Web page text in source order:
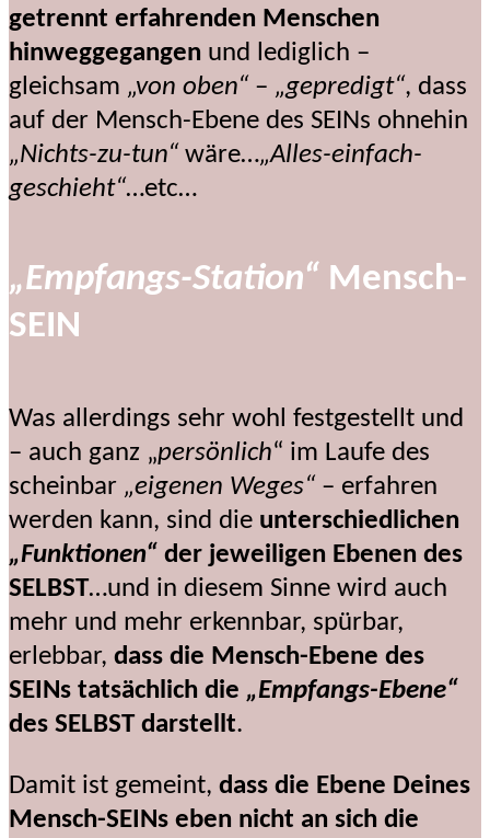
getrennt erfahrenden Menschen
hinweggegangen und lediglich –
gleichsam „von oben“ – „gepredigt“, dass
auf der Mensch-Ebene des SEINs ohnehin
„Nichts-zu-tun“ wäre…„Alles-einfach-
geschieht“…etc…
„Empfangs-Station“ Mensch-
SEIN
Was allerdings sehr wohl festgestellt und
– auch ganz „persönlich“ im Laufe des
scheinbar „eigenen Weges“ – erfahren
werden kann, sind die unterschiedlichen
„Funktionen“ der jeweiligen Ebenen des
SELBST…und in diesem Sinne wird auch
mehr und mehr erkennbar, spürbar,
erlebbar, dass die Mensch-Ebene des
SEINs tatsächlich die „Empfangs-Ebene“
des SELBST darstellt.
Damit ist gemeint, dass die Ebene Deines
Mensch-SEINs eben nicht an sich die